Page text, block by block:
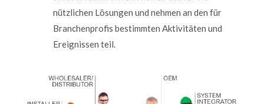
nützlichen Lösungen und nehmen an den für
Branchenprofis bestimmten Aktivitäten und
Ereignissen teil.